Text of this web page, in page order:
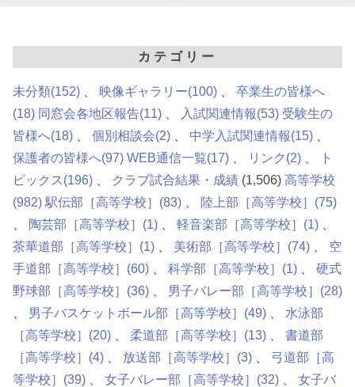
カテゴリー
未分類(152) 映像ギャラリー(100)
卒業生の皆様へ
(18) 同窓会各地区報告(11) 入試関連情報(53) 受験生の
皆様へ(18) 個別相談会(2) 中学入試関連情報(15)
保護者の皆様へ(97) WEB通信一覧(17) リンク (2)
ト
ピックス (196) クラブ試合結果・成績 (1,506) 高等学校
(982) 駅伝部［高等学校］ (83) 陸上部［高等学校］ (75)
陶芸部［高等学校］ (1) 軽音楽部［高等学校］ (1)
茶華道部［高等学校］ (1) 美術部［高等学校］ (74)
空
手道部［高等学校］ (60) 科学部［高等学校］ (1)
硬式
野球部［高等学校］ (36) 男子バレー部［高等学校］ (28)
男子バスケットボール部［高等学校］ (49)
水泳部
［高等学校］ (20) 柔道部［高等学校］ (13)
書道部
［高等学校］ (4) 放送部［高等学校］ (3)
弓道部［高
等学校］ (39) 女子バレー部［高等学校］ (32)
女子バ